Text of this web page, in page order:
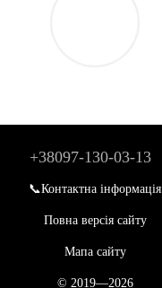
+38097-130-03-13
📞Контактна інформація
Повна версія сайту
Мапа сайту
© 2019—2026